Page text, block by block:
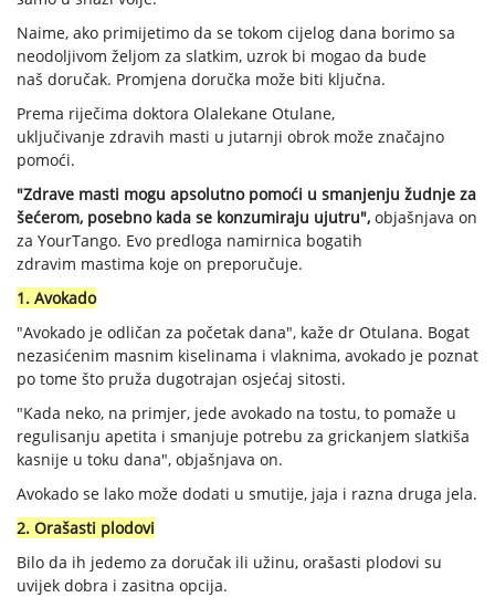
Naime, ako primijetimo da se tokom cijelog dana borimo sa
neodoljivom željom za slatkim, uzrok bi mogao da bude
naš doručak. Promjena doručka može biti ključna.
Prema riječima doktora Olalekane Otulane,
uključivanje zdravih masti u jutarnji obrok može značajno
pomoći.
"Zdrave masti mogu apsolutno pomoći u smanjenju žudnje za
šećerom, posebno kada se konzumiraju ujutru", objašnjava on
za YourTango. Evo predloga namirnica bogatih
zdravim mastima koje on preporučuje.
1. Avokado
"Avokado je odličan za početak dana", kaže dr Otulana. Bogat
nezasićenim masnim kiselinama i vlaknima, avokado je poznat
po tome što pruža dugotrajan osjećaj sitosti.
"Kada neko, na primjer, jede avokado na tostu, to pomaže u
regulisanju apetita i smanjuje potrebu za grickanjem slatkiša
kasnije u toku dana", objašnjava on.
Avokado se lako može dodati u smutije, jaja i razna druga jela.
2. Orašasti plodovi
Bilo da ih jedemo za doručak ili užinu, orašasti plodovi su
uvijek dobra i zasitna opcija.